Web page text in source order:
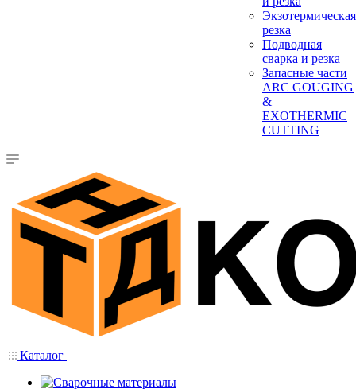
Экзотермическая
резка
Подводная
сварка и резка
Запасные части
ARC GOUGING
&
EXOTHERMIC
CUTTING
Каталог